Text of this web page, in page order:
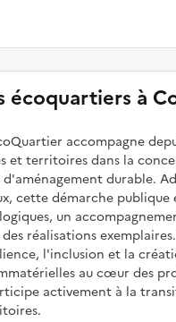
écoquartiers à
accompagne
et territoires dans la
durable.
cette démarche
un
réalisations
l'inclusion et la
au cœur des
activement à la